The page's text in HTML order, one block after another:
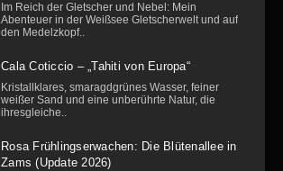
Im Reich der Gletscher und Nebel: Mein
Abenteuer in der Weißsee Gletscherwelt und auf
den Medelzkopf..
Cala Coticcio – „Tahiti von Europa“
Kristallklares, smaragdgrünes Wasser, feiner
weißer Sand und eine unberührte Natur, die
ihresgleiche..
Rosa Frühlingserwachen: Die Blütenallee in
Zams (Update 2026)